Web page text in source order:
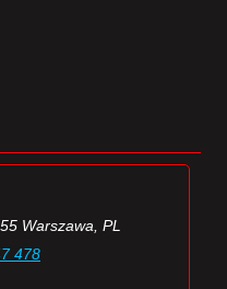
Warszawa, PL
478